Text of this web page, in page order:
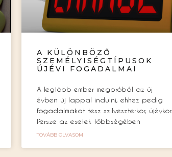
A KÜLÖNBÖZŐ
SZEMÉLYISÉGTÍPUSOK
ÚJÉVI FOGADALMAI
A legtöbb ember megpróbál az új
évben új lappal indulni, ehhez pedig
fogadalmakat tesz szilveszterkor, újévkor.
Persze az esetek többségében
TOVÁBB OLVASOM